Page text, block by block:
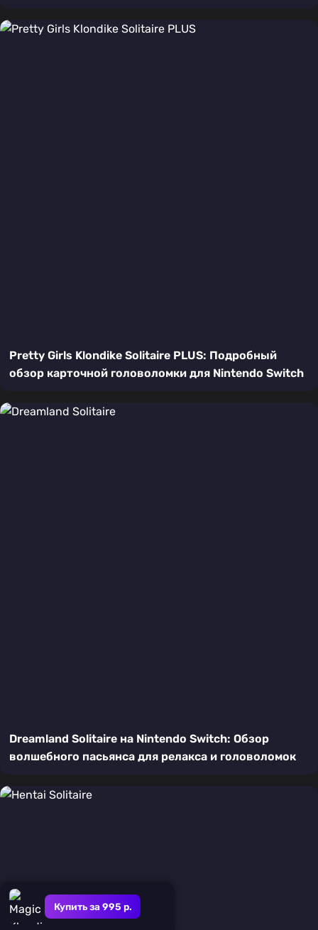
Купить за 995 р.
Pretty Girls Klondike Solitaire PLUS: Подробный
обзор карточной головоломки для Nintendo Switch
Dreamland Solitaire на Nintendo Switch: Обзор
волшебного пасьянса для релакса и головоломок